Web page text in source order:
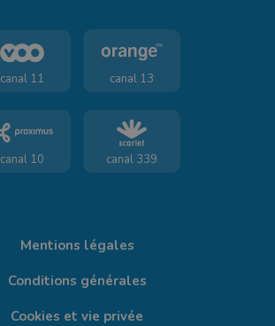
canal 11 canal 13
canal 10 canal 339
Mentions légales
Conditions générales
Cookies et vie privée